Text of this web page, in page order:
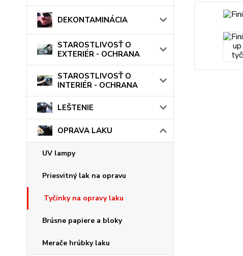
DEKONTAMINÁCIA
STAROSTLIVOSŤ O
EXTERIÉR - OCHRANA
STAROSTLIVOSŤ O
INTERIÉR - OCHRANA
LEŠTENIE
OPRAVA LAKU
UV lampy
Priesvitný lak na opravu
Tyčinky na opravy laku
Brúsne papiere a bloky
Merače hrúbky laku